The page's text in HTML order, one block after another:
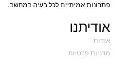
פתרונות אמיתיים לכל בעיה במחשב.
אודיתנו
אודות
מדניות פרטיות